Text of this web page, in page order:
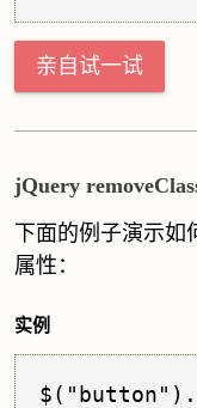
亲自试一试
jQuery
下面的例子演示如
属性：
实例